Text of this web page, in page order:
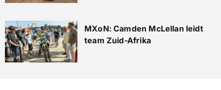
MXoN: Camden McLellan leidt
team Zuid-Afrika